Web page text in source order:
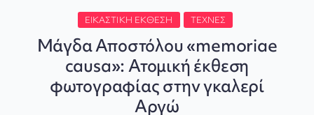
ΕΙΚΑΣΤΙΚΉ ΈΚΘΕΣΗ ΤΈΧΝΕΣ
Μάγδα Αποστόλου «memoriae
causa»: Ατομική έκθεση
φωτογραφίας στην γκαλερί
Αργώ